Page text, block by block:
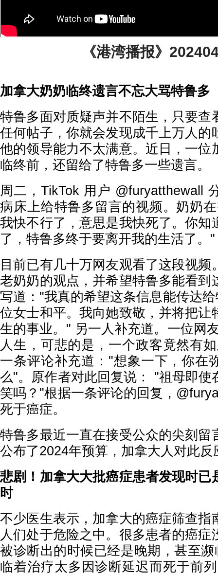
《港湾播报》
加拿大奶奶临终遗言不忘大骂特鲁多
特鲁多面对质疑声并不陌生，只要查
任何帖子，你就会发现成千上万人的
他的领导能力不太满意。近日，一位
临终前，还留给了特鲁多一些遗言。
周二，TikTok 用户 @furyatthewall
病床上给特鲁多留言的视频。奶奶
我快不行了，意思是我快死了。你知
了，特鲁多终于要离开我的生活了。"
目前已有几十万网友观看了这段视频
老奶奶的观点，并希望特鲁多能看到
写道： "我真的希望这条信息能传达
位女士和平。我向她致敬，并将把让
生的事业。" 另一人补充道。一位网
人生，可悲的是，一个政客竟然有
一条评论补充道："想象一下，你在
么"。原作者对此回复说： "祖母即使
笑吗？"根据一条评论的回复，
死于癌症。
特鲁多最近一直在接受公众的尖刻留
公布了2024年预算，加拿大人对此反
悲剧！加拿大大批癌症患者发现时已
时
不少医生表示，加拿大的癌症筛查指
人们处于危险之中。很多患者的癌症
被诊断出的时候已经是晚期，甚至
临着治疗太多因诊断延迟而死于前